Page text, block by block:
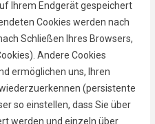
Ihrem Endgerät gespeichert
Cookies werden nach
Schließen Ihres Browsers,
Andere Cookies
ermöglichen uns, Ihren
(persistente
so einstellen, dass Sie über
werden und einzeln über